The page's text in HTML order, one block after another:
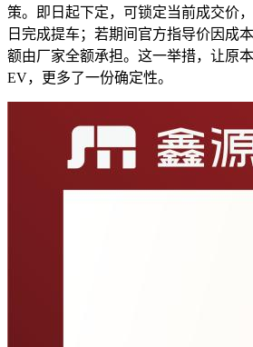
策。即日起下定，可锁定当前成交价
日完成提车；若期间官方指导价因成
额由厂家全额承担。这一举措，让原
EV，更多了一份确定性。